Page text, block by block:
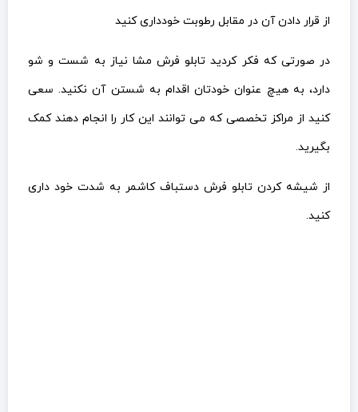
از قرار دادن آن در مقابل رطوبت خودداری کنید
در صورتی که فکر کردید تابلو فرش مشا نیاز به شست و شو
دارد، به هیچ عنوان خودتان اقدام به شستن آن نکنید. سعی
کنید از مراکز تخصصی که می توانند این کار را انجام دهند کمک
بگیرید.
از شیشه کردن تابلو فرش دستباف کاشمر به شدت خود داری
کنید.